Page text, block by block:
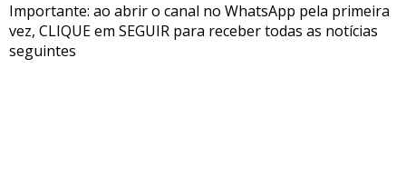
Importante: ao abrir o canal no WhatsApp pela primeira
vez, CLIQUE em SEGUIR para receber todas as notícias
seguintes